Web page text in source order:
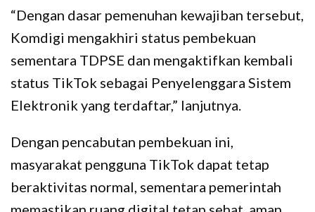
“Dengan dasar pemenuhan kewajiban tersebut,
Komdigi mengakhiri status pembekuan
sementara TDPSE dan mengaktifkan kembali
status TikTok sebagai Penyelenggara Sistem
Elektronik yang terdaftar,” lanjutnya.
Dengan pencabutan pembekuan ini,
masyarakat pengguna TikTok dapat tetap
beraktivitas normal, sementara pemerintah